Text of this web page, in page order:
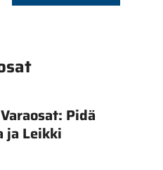
Pidä
ja Leikki